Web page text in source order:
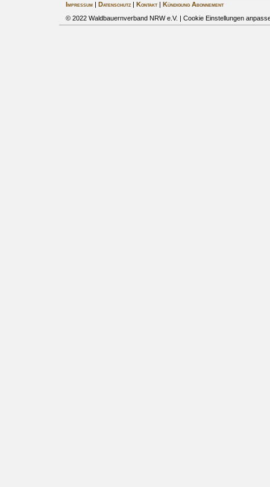
Impressum| Datenschutz| Kontakt|
Kündigung Abonnement
© 2022 Waldbauernverband NRW e.V. | Cookie Einstellungen